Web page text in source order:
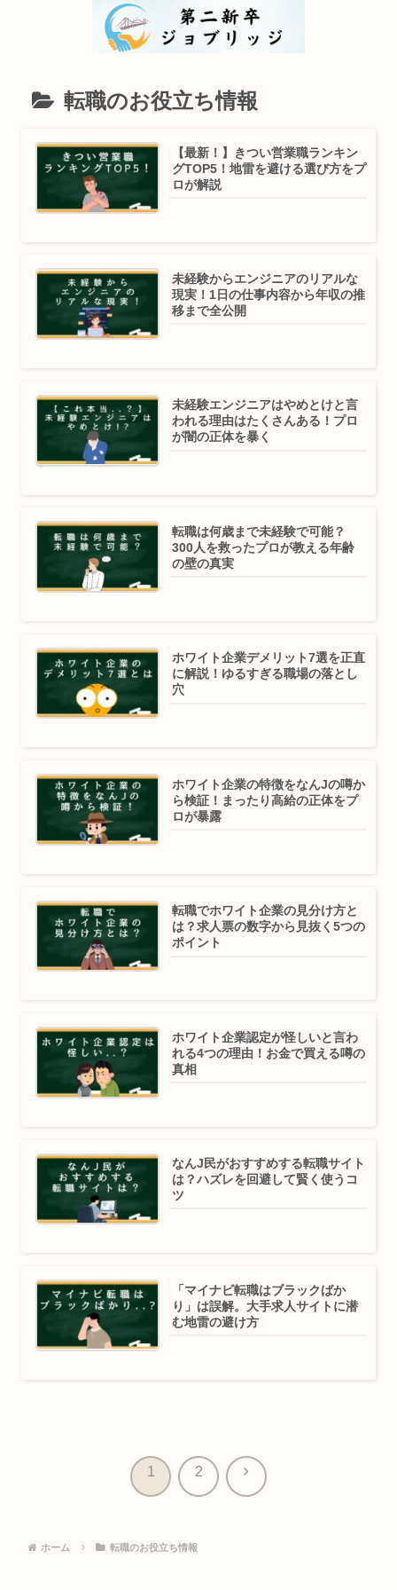
転職のお役立ち情報
【最新！】きつい営業職ランキン
グTOP5！地雷を避ける選び方をプ
ロが解説
未経験からエンジニアのリアルな
現実！1日の仕事内容から年収の推
移まで全公開
未経験エンジニアはやめとけと言
われる理由はたくさんある！プロ
が闇の正体を暴く
転職は何歳まで未経験で可能？
300人を救ったプロが教える年齢
の壁の真実
ホワイト企業デメリット7選を正直
に解説！ゆるすぎる職場の落とし
穴
ホワイト企業の特徴をなんJの噂か
ら検証！まったり高給の正体をプ
ロが暴露
転職でホワイト企業の見分け方と
は？求人票の数字から見抜く5つの
ポイント
ホワイト企業認定が怪しいと言わ
れる4つの理由！お金で買える噂の
真相
なんJ民がおすすめする転職サイト
は？ハズレを回避して賢く使うコ
ツ
「マイナビ転職はブラックばか
り」は誤解。大手求人サイトに潜
む地雷の避け方
1 2
次
へ
ホーム 転職のお役立ち情報